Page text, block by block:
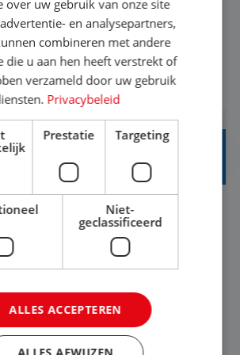
is, of voor een ander: jij vindt
mooie reis van A tot Z te
kennis en ervaring leren onze
de meest prachtige plekjes op
🏝️Wat ga je doen?Klantgericht
nu gaat om vragen ...
INTELLIGENCE
37-40+ uur
van verschillende interne
Aan de hand van deze
over uw gebruik van onze site
en analysepartners,
combineren met andere
die u aan hen heeft verstrekt of
verzameld door uw gebruik
Privacybeleid
Prestatie Targeting
Niet-
geclassificeerd
ALLES ACCEPTEREN